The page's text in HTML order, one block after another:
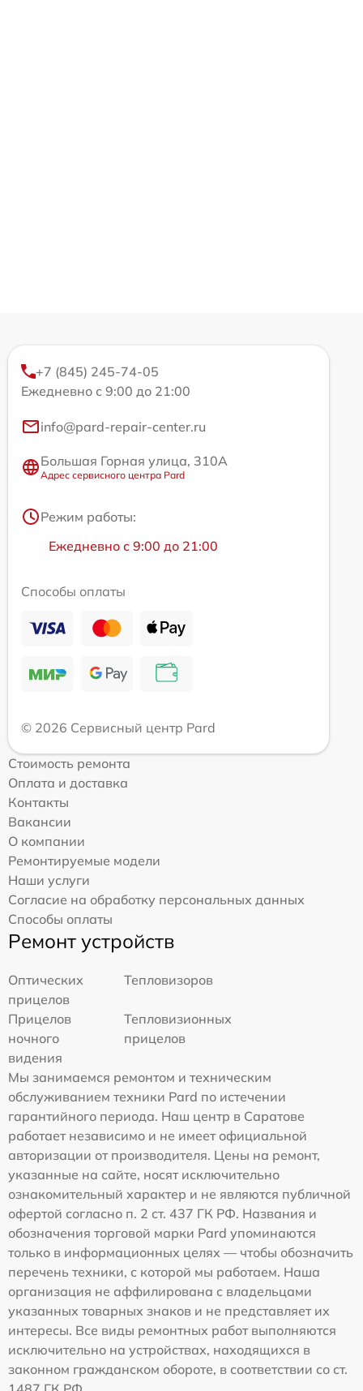
+7 (845) 245-74-05
Ежедневно с 9:00 до 21:00
info@pard-repair-center.ru
Большая Горная улица, 310А
Адрес сервисного центра Pard
Режим работы:
Ежедневно с 9:00 до 21:00
Способы оплаты
© 2026 Сервисный центр Pard
Стоимость ремонта
Оплата и доставка
Контакты
Вакансии
О компании
Ремонтируемые модели
Наши услуги
Согласие на обработку персональных данных
Способы оплаты
Ремонт устройств
Оптических
прицелов
Тепловизоров
Прицелов
ночного
видения
Тепловизионных
прицелов
Мы занимаемся ремонтом и техническим
обслуживанием техники Pard по истечении
гарантийного периода. Наш центр в Саратове
работает независимо и не имеет официальной
авторизации от производителя. Цены на ремонт,
указанные на сайте, носят исключительно
ознакомительный характер и не являются публичной
офертой согласно п. 2 ст. 437 ГК РФ. Названия и
обозначения торговой марки Pard упоминаются
только в информационных целях — чтобы обозначить
перечень техники, с которой мы работаем. Наша
организация не аффилирована с владельцами
указанных товарных знаков и не представляет их
интересы. Все виды ремонтных работ выполняются
исключительно на устройствах, находящихся в
законном гражданском обороте, в соответствии со ст.